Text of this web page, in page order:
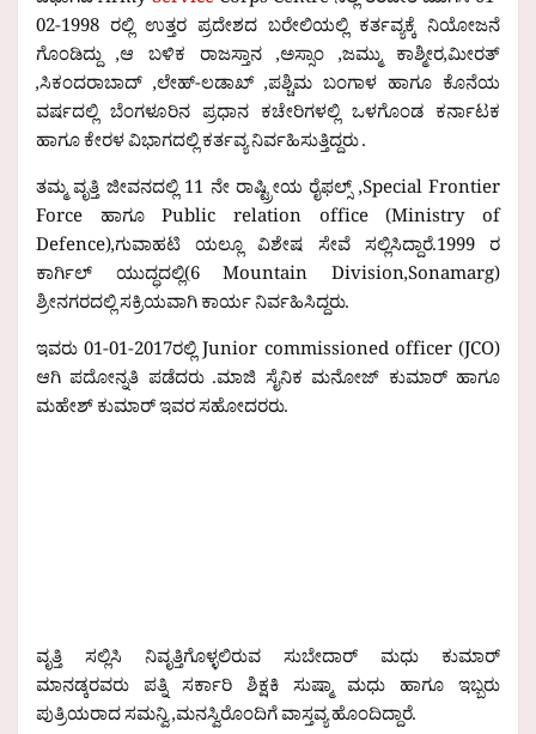
02-1998 ರಲ್ಲಿ ಉತ್ತರ ಪ್ರದೇಶದ ಬರೇಲಿಯಲ್ಲಿ ಕರ್ತವ್ಯಕ್ಕೆ ನಿಯೋಜನೆ
ಗೊಂಡಿದ್ದು ,ಆ ಬಳಿಕ ರಾಜಸ್ತಾನ ,ಅಸ್ಸಾಂ ,ಜಮ್ಮು ಕಾಶ್ಮೀರ,ಮೀರತ್
,ಸಿಕಂದರಾಬಾದ್ ,ಲೇಹ್-ಲಡಾಖ್ ,ಪಶ್ಚಿಮ ಬಂಗಾಳ ಹಾಗೂ ಕೊನೆಯ
ವರ್ಷದಲ್ಲಿ ಬೆಂಗಳೂರಿನ ಪ್ರಧಾನ ಕಚೇರಿಗಳಲ್ಲಿ ಒಳಗೊಂಡ ಕರ್ನಾಟಕ
ಹಾಗೂ ಕೇರಳ ವಿಭಾಗದಲ್ಲಿ ಕರ್ತವ್ಯ ನಿರ್ವಹಿಸುತ್ತಿದ್ದರು .
ತಮ್ಮ ವೃತ್ತಿ ಜೀವನದಲ್ಲಿ 11 ನೇ ರಾಷ್ಟ್ರೀಯ ರೈಫಲ್ಸ್ ,Special Frontier
Force ಹಾಗೂ Public relation office (Ministry of
Defence),ಗುವಾಹಟಿ ಯಲ್ಲೂ ವಿಶೇಷ ಸೇವೆ ಸಲ್ಲಿಸಿದ್ದಾರೆ.1999 ರ
ಕಾರ್ಗಿಲ್ ಯುದ್ಧದಲ್ಲಿ(6 Mountain Division,Sonamarg)
ಶ್ರೀನಗರದಲ್ಲಿ ಸಕ್ರಿಯವಾಗಿ ಕಾರ್ಯ ನಿರ್ವಹಿಸಿದ್ದರು.
ಇವರು 01-01-2017ರಲ್ಲಿ Junior commissioned officer (JCO)
ಆಗಿ ಪದೋನ್ನತಿ ಪಡೆದರು .ಮಾಜಿ ಸೈನಿಕ ಮನೋಜ್ ಕುಮಾರ್ ಹಾಗೂ
ಮಹೇಶ್ ಕುಮಾರ್ ಇವರ ಸಹೋದರರು.
ವೃತ್ತಿ ಸಲ್ಲಿಸಿ ನಿವೃತ್ತಿಗೊಳ್ಳಲಿರುವ ಸುಬೇದಾರ್ ಮಧು ಕುಮಾರ್
ಮಾನಡ್ಕರವರು ಪತ್ನಿ ಸರ್ಕಾರಿ ಶಿಕ್ಷಕಿ ಸುಷ್ಮಾ ಮಧು ಹಾಗೂ ಇಬ್ಬರು
ಪುತ್ರಿಯರಾದ ಸಮನ್ವಿ ,ಮನಸ್ವಿರೊಂದಿಗೆ ವಾಸ್ತವ್ಯ ಹೊಂದಿದ್ದಾರೆ.